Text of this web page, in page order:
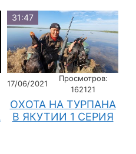
31:47
17/06/2021
Просмотров:
162121
ОХОТА НА ТУРПАНА
В ЯКУТИИ 1 СЕРИЯ